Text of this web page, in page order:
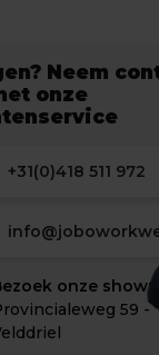
Neem
onze
+31(0)418 511 972
onze
59 -